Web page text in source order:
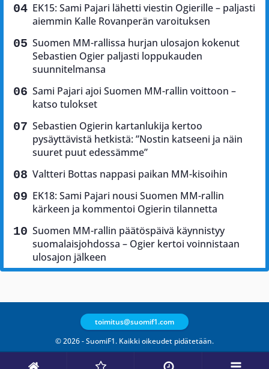
EK15: Sami Pajari lähetti viestin Ogierille – paljasti
aiemmin Kalle Rovanperän varoituksen
Suomen MM-rallissa hurjan ulosajon kokenut
Sebastien Ogier paljasti loppukauden
suunnitelmansa
Sami Pajari ajoi Suomen MM-rallin voittoon –
katso tulokset
Sebastien Ogierin kartanlukija kertoo
pysäyttävistä hetkistä: ”Nostin katseeni ja näin
suuret puut edessämme”
Valtteri Bottas nappasi paikan MM-kisoihin
EK18: Sami Pajari nousi Suomen MM-rallin
kärkeen ja kommentoi Ogierin tilannetta
Suomen MM-rallin päätöspäivä käynnistyy
suomalaisjohdossa – Ogier kertoi voinnistaan
ulosajon jälkeen
© 2026 - SuomiF1. Kaikki oikeudet pidätetään.
toimitus@suomif1.com